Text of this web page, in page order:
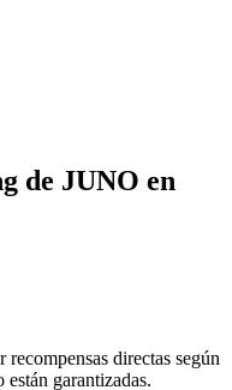
de JUNO en
directas según
garantizadas.